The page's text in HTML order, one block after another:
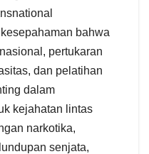
bahwa
pertukaran
dan pelatihan
dalam
kejahatan lintas
narkotika,
senjata,